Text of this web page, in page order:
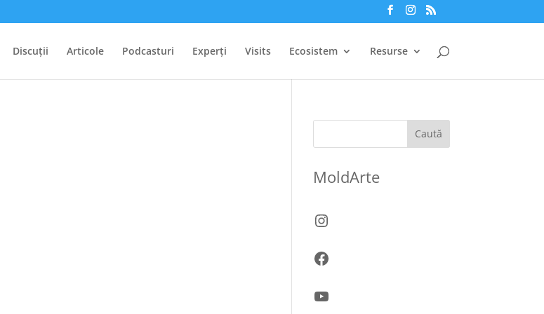
Discuții Articole Podcasturi Experți Visits Ecosistem Resurse
Caută
MoldArte
Instagram
Facebook
YouTube